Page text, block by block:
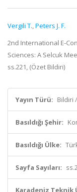
Vergili T.,Peters J. F.
2nd International E-
Sciences: A Selcuk
ss.221, (Özet Bildiri)
Yayın Türü: Bildiri
Basıldığı Şehir:
Basıldığı Ülke:
Sayfa Sayıları:
Karadeniz Teknik